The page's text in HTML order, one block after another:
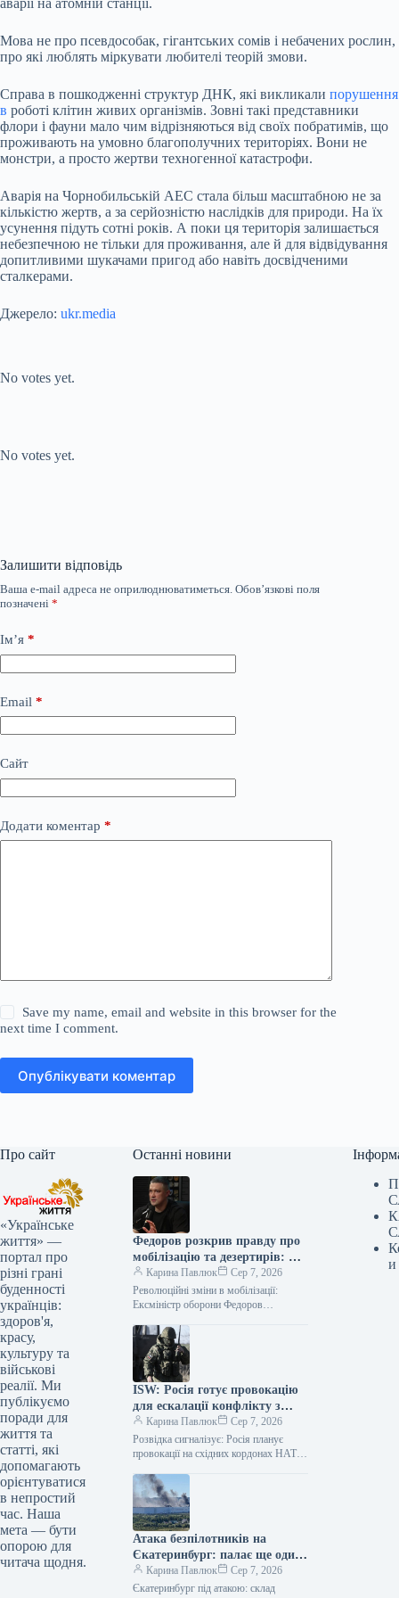
аварії на атомній станції.
Мова не про псевдособак, гігантських сомів і небачених рослин,
про які люблять міркувати любителі теорій змови.
Справа в пошкодженні структур ДНК, які викликали порушення
в роботі клітин живих організмів. Зовні такі представники
флори і фауни мало чим відрізняються від своїх побратимів, що
проживають на умовно благополучних територіях. Вони не
монстри, а просто жертви техногенної катастрофи.
Аварія на Чорнобильській АЕС стала більш масштабною не за
кількістю жертв, а за серйозністю наслідків для природи. На їх
усунення підуть сотні років. А поки ця територія залишається
небезпечною не тільки для проживання, але й для відвідування
допитливими шукачами пригод або навіть досвідченими
сталкерами.
Джерело: ukr.media
No votes yet.
No votes yet.
Залишити відповідь
Ваша e-mail адреса не оприлюднюватиметься. Обов’язкові поля
позначені *
Ім’я *
Email *
Сайт
Додати коментар *
Save my name, email and website in this browser for the
next time I comment.
Опублікувати коментар
Про сайт
«Українське
життя» —
портал про
різні грані
буденності
українців:
здоров'я,
красу,
культуру та
військові
реалії. Ми
публікуємо
поради для
життя та
статті, які
допомагають
орієнтуватися
в непростий
час. Наша
мета — бути
опорою для
читача щодня.
Останні новини
Федоров розкрив правду про
мобілізацію та дезертирів: що
каже ексміністр
Карина Павлюк
Сер 7, 2026
Революційні зміни в мобілізації:
Ексміністр оборони Федоров
очільник оборонного відомства,
Михайло Федоров, поділився
інформацією про розроблений…
ISW: Росія готує провокацію
для ескалації конфлікту з
НАТО
Карина Павлюк
Сер 7, 2026
Розвідка сигналізує: Росія планує
провокації на східних кордонах НАТО
висловлювали занепокоєння щодо
потенційних провокацій з боку Росії…
Атака безпілотників на
Єкатеринбург: палає ще один
склад Wildberries — відео
Карина Павлюк
Сер 7, 2026
Єкатеринбург під атакою: склад
и